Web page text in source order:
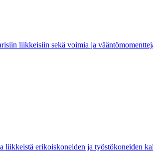
liikkeisiin sekä voimia ja
erikoiskoneiden ja työstökoneiden